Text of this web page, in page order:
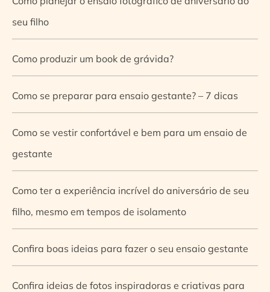
seu filho
Como produzir um book de grávida?
Como se preparar para ensaio gestante? – 7 dicas
Como se vestir confortável e bem para um ensaio de
gestante
Como ter a experiência incrível do aniversário de seu
filho, mesmo em tempos de isolamento
Confira boas ideias para fazer o seu ensaio gestante
Confira ideias de fotos inspiradoras e criativas para